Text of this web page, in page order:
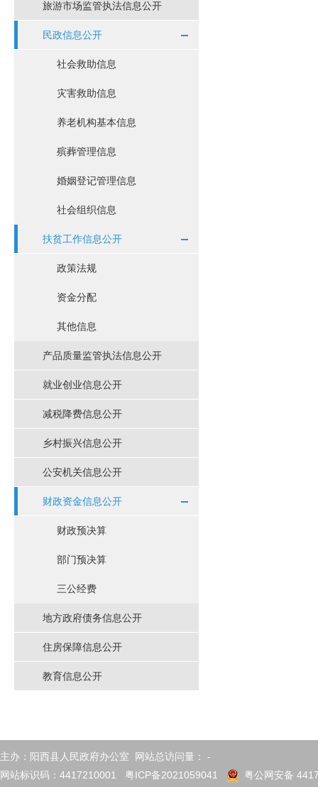
旅游市场监管执法信息公开
民政信息公开
社会救助信息
灾害救助信息
养老机构基本信息
殡葬管理信息
婚姻登记管理信息
社会组织信息
扶贫工作信息公开
政策法规
资金分配
其他信息
产品质量监管执法信息公开
就业创业信息公开
减税降费信息公开
乡村振兴信息公开
公安机关信息公开
财政资金信息公开
财政预决算
部门预决算
三公经费
地方政府债务信息公开
住房保障信息公开
教育信息公开
主办：阳西县人民政府办公室 网站总访问量： -
网站标识码：4417210001 粤ICP备2021059041
粤公网安备